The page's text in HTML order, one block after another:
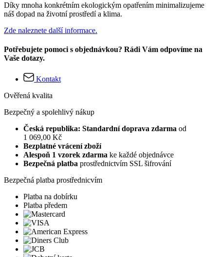
Díky mnoha konkrétním ekologickým opatřením minimalizujeme
náš dopad na životní prostředí a klima.
Zde naleznete další informace.
Potřebujete pomoci s objednávkou? Rádi Vám odpovíme na
Vaše dotazy.
Kontakt
Ověřená kvalita
Bezpečný a spolehlivý nákup
Česká republika: Standardní doprava zdarma od
1 069,00 Kč
Bezplatné vrácení zboží
Alespoň 1 vzorek zdarma ke každé objednávce
Bezpečná platba prostřednictvím SSL šifrování
Bezpečná platba prostřednicvím
Platba na dobírku
Platba předem